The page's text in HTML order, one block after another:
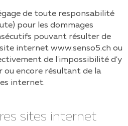
de toute responsabilité
pour les dommages
pouvant résulter de
site internet www.senso5.ch ou
de l'impossibilité d'y
ou encore résultant de la
internet.
sites internet